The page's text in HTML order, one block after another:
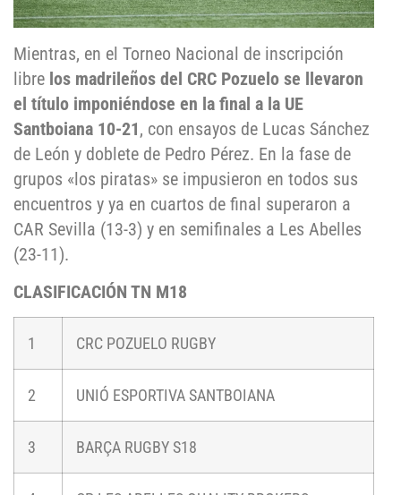
Mientras, en el Torneo Nacional de inscripción
libre los madrileños del CRC Pozuelo se llevaron
el título imponiéndose en la final a la UE
Santboiana 10-21, con ensayos de Lucas Sánchez
de León y doblete de Pedro Pérez. En la fase de
grupos «los piratas» se impusieron en todos sus
encuentros y ya en cuartos de final superaron a
CAR Sevilla (13-3) y en semifinales a Les Abelles
(23-11).
CLASIFICACIÓN TN M18
1 CRC POZUELO RUGBY
2 UNIÓ ESPORTIVA SANTBOIANA
3 BARÇA RUGBY S18